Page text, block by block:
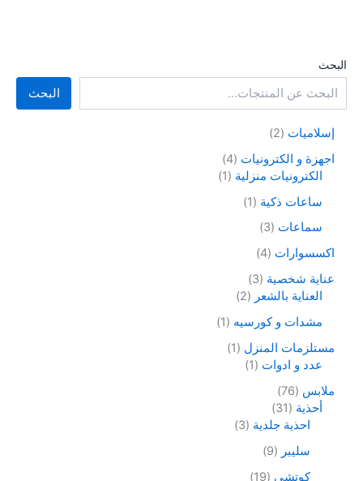
البحث
البحث
إسلاميات
2
اجهزة و الكترونيات 4
الكترونيات منزلية
1
ساعات ذكية
1
سماعات
3
اكسسوارات 4
عناية شخصية
3
العناية بالشعر
2
مشدات و كورسيه
1
مستلزمات المنزل
1
عدد و ادوات
1
ملابس
76
أحذية
31
احذية جلدية
3
سليبر
9
كوتشي
19